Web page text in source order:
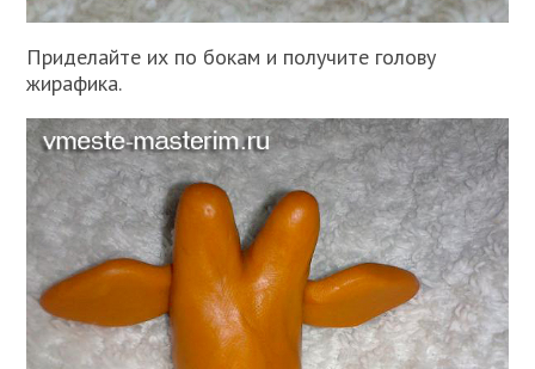
Приделайте их по бокам и получите голову
жирафика.